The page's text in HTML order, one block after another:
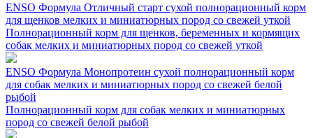
ENSO Формула Отличный старт сухой полнорационный корм
для щенков мелких и миниатюрных пород со свежей уткой
Полнорационный корм для щенков, беременных и кормящих
собак мелких и миниатюрных пород со свежей уткой
ENSO Формула Монопротеин сухой полнорационный корм
для собак мелких и миниатюрных пород со свежей белой
рыбой
Полнорационный корм для собак мелких и миниатюрных
пород со свежей белой рыбой